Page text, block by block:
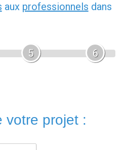
aux professionnels dans
5 6
votre projet :